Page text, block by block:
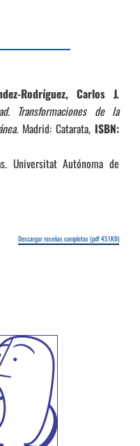
Rodríguez, Carlos J.
Transformaciones de la
Madrid: Catarata, ISBN:
Universitat Autónoma de
Descargar reseñas completas (pdf 451KB)